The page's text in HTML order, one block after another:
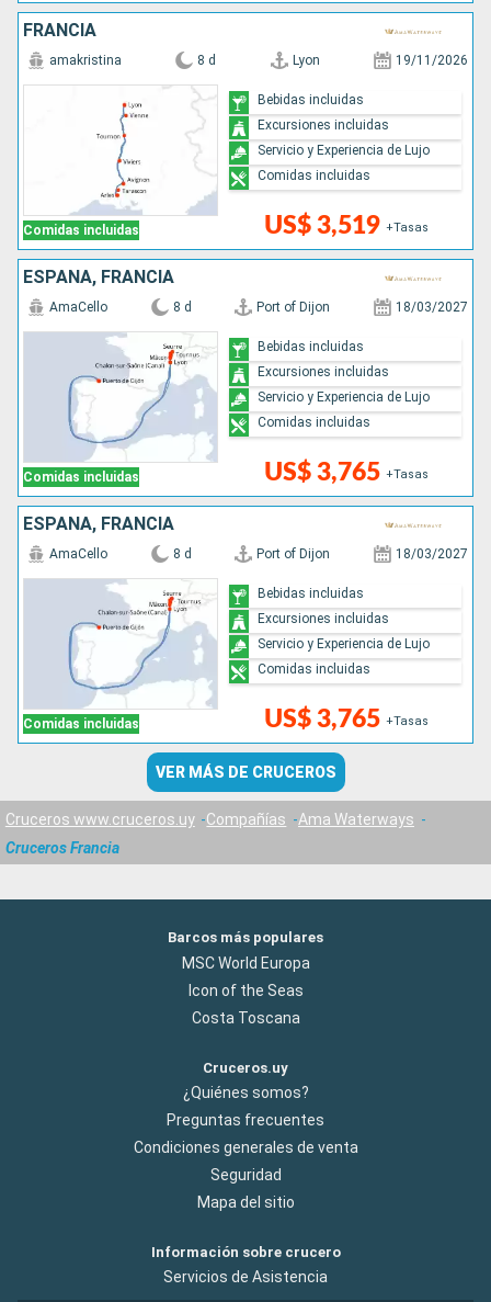
FRANCIA
Comidas incluidas
amakristina 8 d Lyon 19/11/2026
US$ 3,519 +Tasas
Bebidas incluidas
Excursiones incluidas
Servicio y Experiencia de Lujo
Comidas incluidas
ESPAÑA, FRANCIA
Comidas incluidas
AmaCello 8 d Port of Dijon 18/03/2027
US$ 3,765 +Tasas
Bebidas incluidas
Excursiones incluidas
Servicio y Experiencia de Lujo
Comidas incluidas
ESPAÑA, FRANCIA
Comidas incluidas
AmaCello 8 d Port of Dijon 18/03/2027
US$ 3,765 +Tasas
Bebidas incluidas
Excursiones incluidas
Servicio y Experiencia de Lujo
Comidas incluidas
VER MÁS DE CRUCEROS
Cruceros www.cruceros.uy Compañías
Ama Waterways
Cruceros Francia
Barcos más populares
MSC World Europa
Icon of the Seas
Costa Toscana
Cruceros.uy
¿Quiénes somos?
Preguntas frecuentes
Condiciones generales de venta
Seguridad
Mapa del sitio
Información sobre crucero
Servicios de Asistencia